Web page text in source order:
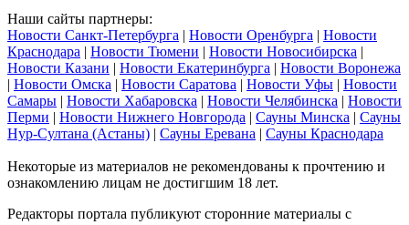
Наши сайты партнеры:
Новости Санкт-Петербурга | Новости Оренбурга | Новости
Краснодара | Новости Тюмени | Новости Новосибирска |
Новости Казани | Новости Екатеринбурга | Новости Воронежа
| Новости Омска | Новости Саратова | Новости Уфы | Новости
Самары | Новости Хабаровска | Новости Челябинска | Новости
Перми | Новости Нижнего Новгорода | Сауны Минска | Сауны
Нур-Султана (Астаны) | Сауны Еревана | Сауны Краснодара
Некоторые из материалов не рекомендованы к прочтению и
ознакомлению лицам не достигшим 18 лет.
Редакторы портала публикуют сторонние материалы с